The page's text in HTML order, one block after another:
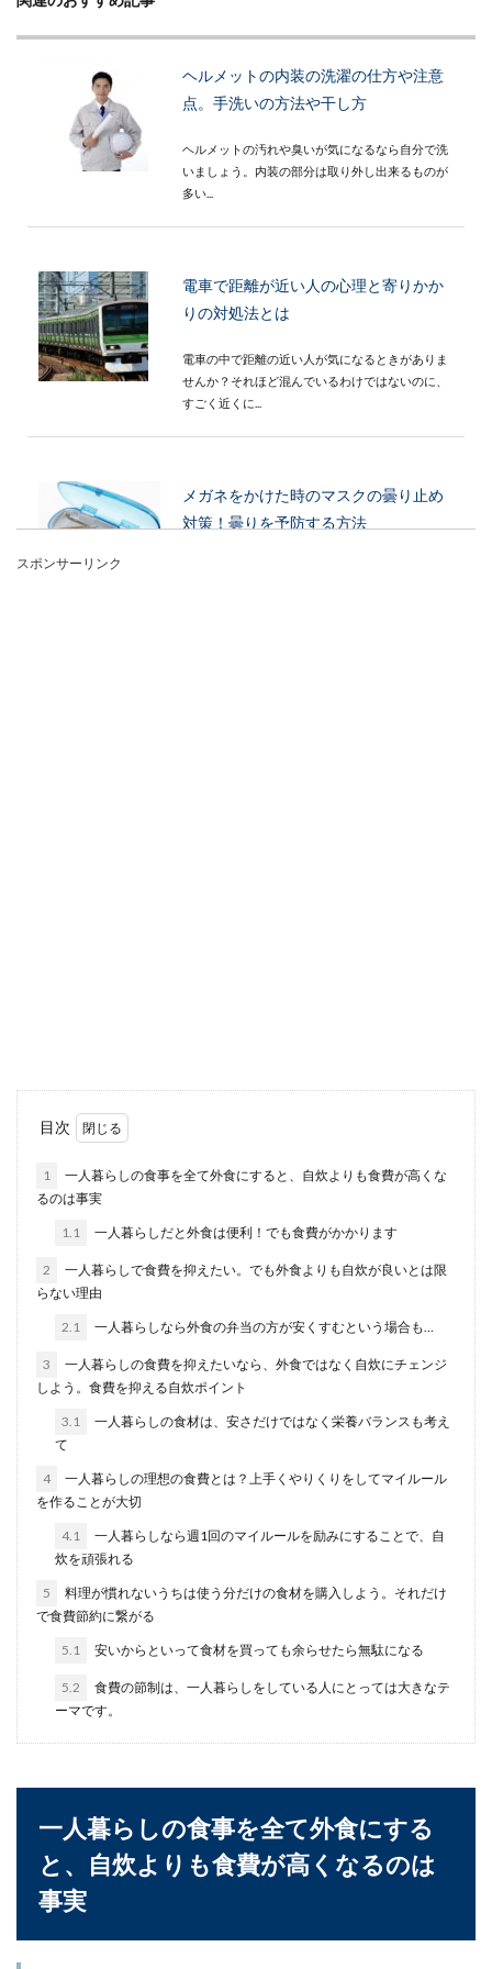
ヘルメットの内装の洗濯の仕方や注意
点。手洗いの方法や干し方
ヘルメットの汚れや臭いが気になるなら自分で洗
いましょう。内装の部分は取り外し出来るものが
多い...
電車で距離が近い人の心理と寄りかか
りの対処法とは
電車の中で距離の近い人が気になるときがありま
せんか？それほど混んでいるわけではないのに、
すごく近くに...
メガネをかけた時のマスクの曇り止め
対策！曇りを予防する方法
しかし、そん...
床にコンセントの増設をさせるときの
方法や相場価格とは
法があるのでしょうか。また、増設をさせるには
高校の卒業証明書はいつもらえる？卒
請求の方法と...
駐車場に無断駐車をされてしまうと駐車場の持ち
主の方はとても腹が立ちますよね。レッカー移動
をさせて無断...
スポンサーリンク
目次
1
一人暮らしの食事を全て外食にすると、自炊よりも食費が高くな
るのは事実
1.1 一人暮らしだと外食は便利！でも食費がかかります
2
一人暮らしで食費を抑えたい。でも外食よりも自炊が良いとは限
らない理由
2.1 一人暮らしなら外食の弁当の方が安くすむという場合も…
3
一人暮らしの食費を抑えたいなら、外食ではなく自炊にチェンジ
しよう。食費を抑える自炊ポイント
3.1
一人暮らしの食材は、安さだけではなく栄養バランスも考え
て
4
一人暮らしの理想の食費とは？上手くやりくりをしてマイルール
を作ることが大切
4.1
一人暮らしなら週1回のマイルールを励みにすることで、自
炊を頑張れる
5
料理が慣れないうちは使う分だけの食材を購入しよう。それだけ
で食費節約に繋がる
5.1 安いからといって食材を買っても余らせたら無駄になる
5.2
食費の節制は、一人暮らしをしている人にとっては大きなテ
ーマです。
一人暮らしの食事を全て外食にする
と、自炊よりも食費が高くなるのは
事実